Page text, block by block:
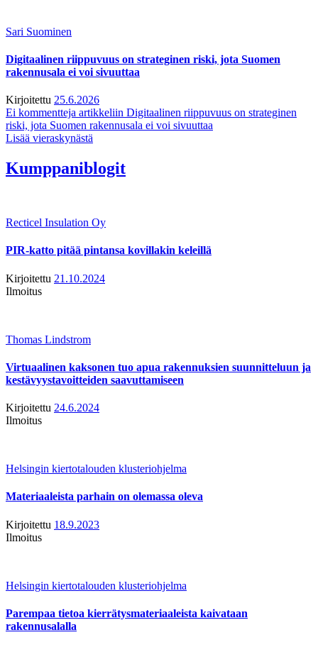
Sari Suominen
Digitaalinen riippuvuus on strateginen riski, jota Suomen
rakennusala ei voi sivuuttaa
Kirjoitettu 25.6.2026
Ei kommentteja artikkeliin Digitaalinen riippuvuus on strateginen
riski, jota Suomen rakennusala ei voi sivuuttaa
Lisää vieraskynästä
Kumppaniblogit
Recticel Insulation Oy
PIR-katto pitää pintansa kovillakin keleillä
Kirjoitettu 21.10.2024
Ilmoitus
Thomas Lindstrom
Virtuaalinen kaksonen tuo apua rakennuksien suunnitteluun ja
kestävyystavoitteiden saavuttamiseen
Kirjoitettu 24.6.2024
Ilmoitus
Helsingin kiertotalouden klusteriohjelma
Materiaaleista parhain on olemassa oleva
Kirjoitettu 18.9.2023
Ilmoitus
Helsingin kiertotalouden klusteriohjelma
Parempaa tietoa kierrätysmateriaaleista kaivataan
rakennusalalla